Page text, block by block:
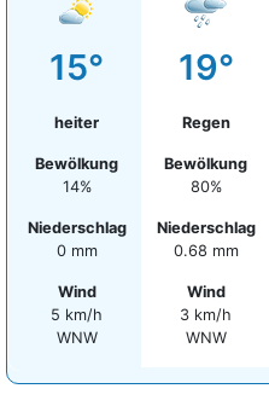
15°
heiter
Bewölkung
14%
Niederschlag
0 mm
Wind
5 km/h
WNW
19°
Regen
Bewölkung
80%
Niederschlag
0.68 mm
Wind
3 km/h
WNW